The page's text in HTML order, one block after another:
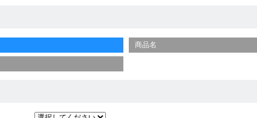
商品名